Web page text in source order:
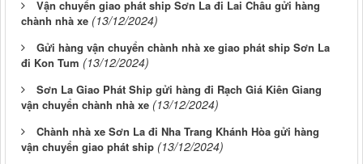
Vận chuyển giao phát ship Sơn La đi Lai Châu gửi hàng
chành nhà xe (13/12/2024)
Gửi hàng vận chuyển chành nhà xe giao phát ship Sơn La
đi Kon Tum (13/12/2024)
Sơn La Giao Phát Ship gửi hàng đi Rạch Giá Kiên Giang
vận chuyển chành nhà xe (13/12/2024)
Chành nhà xe Sơn La đi Nha Trang Khánh Hòa gửi hàng
vận chuyển giao phát ship (13/12/2024)